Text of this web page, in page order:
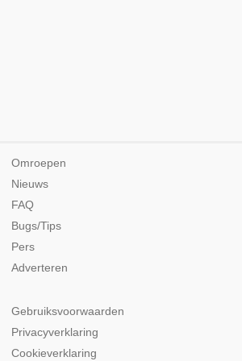
Omroepen
Nieuws
FAQ
Bugs/Tips
Pers
Adverteren
Gebruiksvoorwaarden
Privacyverklaring
Cookieverklaring